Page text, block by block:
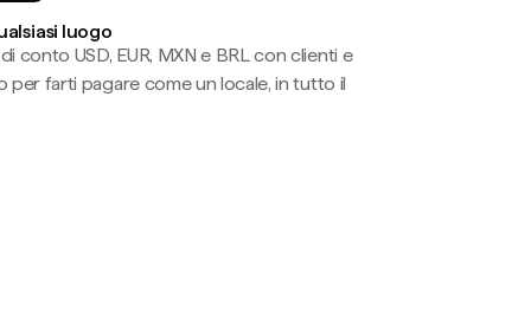
luogo
conto USD, EUR, MXN e BRL con clienti e
farti pagare come un locale, in tutto il